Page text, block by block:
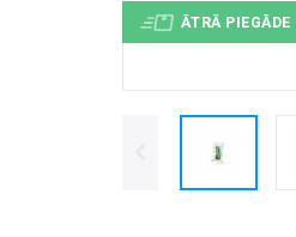
ĀTRĀ PIEGĀDE